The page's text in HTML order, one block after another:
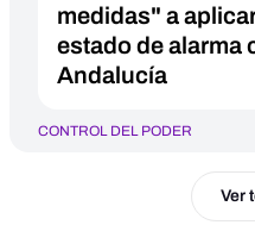
medidas" a
estado de alarma
Andalucía
CONTROL DEL PODER
Ver